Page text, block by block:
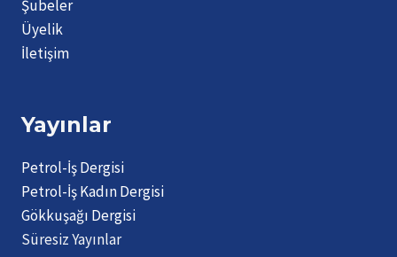
Şubeler
Üyelik
İletişim
Yayınlar
Petrol-İş Dergisi
Petrol-İş Kadın Dergisi
Gökkuşağı Dergisi
Süresiz Yayınlar